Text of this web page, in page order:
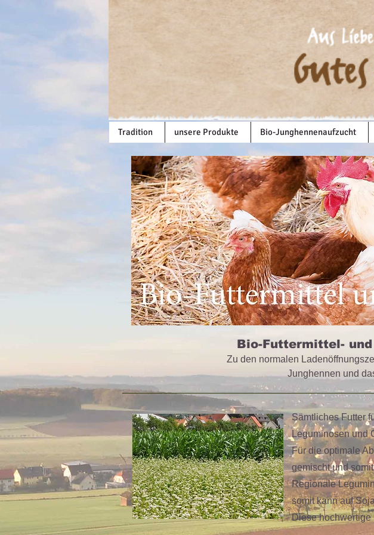
Tradition unsere Produkte Bio-Junghennenaufzucht
Bio-Futtermittel-
Zu den normalen
Junghennen und
Sämtliches Futter
Leguminosen und
Für die optimale
gemischt und
Regionale
somit kann auf
Diese hochwertige